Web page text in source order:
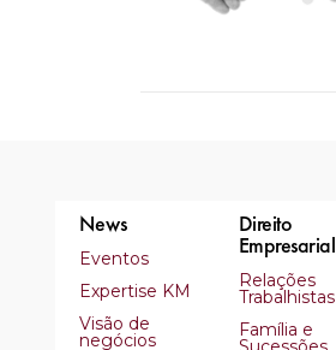
News
Eventos
Expertise KM
Visão de
negócios
Direito
Empresarial
Relações
Trabalhistas
Família e